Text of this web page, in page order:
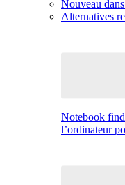
Nouveau
Alternatives
Notebook
l’ordinateur